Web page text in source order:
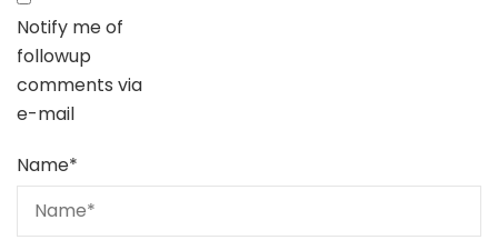
Notify me of
followup
comments via
e-mail
Name*